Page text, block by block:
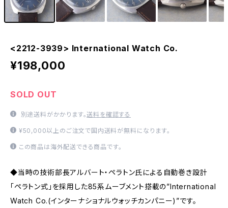
<2212-3939> International Watch Co.
¥198,000
SOLD OUT
別途送料がかかります。送料を確認する
¥50,000以上のご注文で国内送料が無料になります。
この商品は海外配送できる商品です。
◆当時の技術部長アルバート・ペラトン氏による自動巻き設計
「ペラトン式」を採用した85系ムーブメント搭載の”International
Watch Co.(インターナショナルウォッチカンパニー)”です。